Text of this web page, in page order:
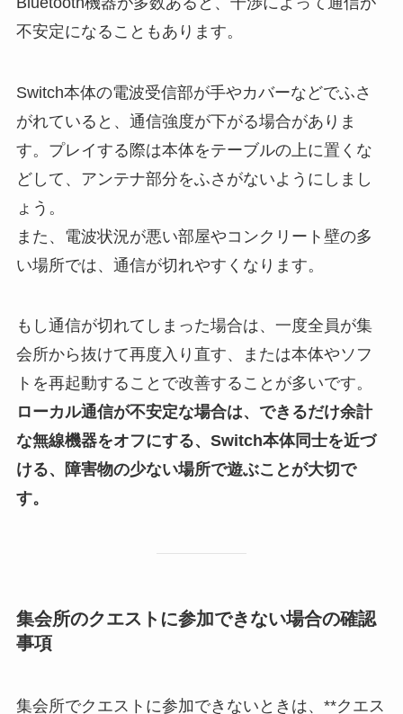
不安定になることもあります。
Switch本体の電波受信部が手やカバーなどでふさ
がれていると、通信強度が下がる場合がありま
す。プレイする際は本体をテーブルの上に置くな
どして、アンテナ部分をふさがないようにしまし
ょう。
また、電波状況が悪い部屋やコンクリート壁の多
い場所では、通信が切れやすくなります。
もし通信が切れてしまった場合は、一度全員が集
会所から抜けて再度入り直す、または本体やソフ
トを再起動することで改善することが多いです。
ローカル通信が不安定な場合は、できるだけ余計
な無線機器をオフにする、Switch本体同士を近づ
ける、障害物の少ない場所で遊ぶことが大切で
す。
集会所のクエストに参加できない場合の確認
事項
集会所でクエストに参加できないときは、**クエス